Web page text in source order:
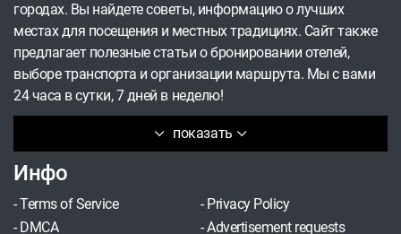
показать
городах. Вы найдете советы, информацию о лучших
местах для посещения и местных традициях. Сайт также
предлагает полезные статьи о бронировании отелей,
выборе транспорта и организации маршрута. Мы с вами
24 часа в сутки, 7 дней в неделю!
Инфо
-Terms of Service - Privacy Policy
- DMCA -Advertisement requests